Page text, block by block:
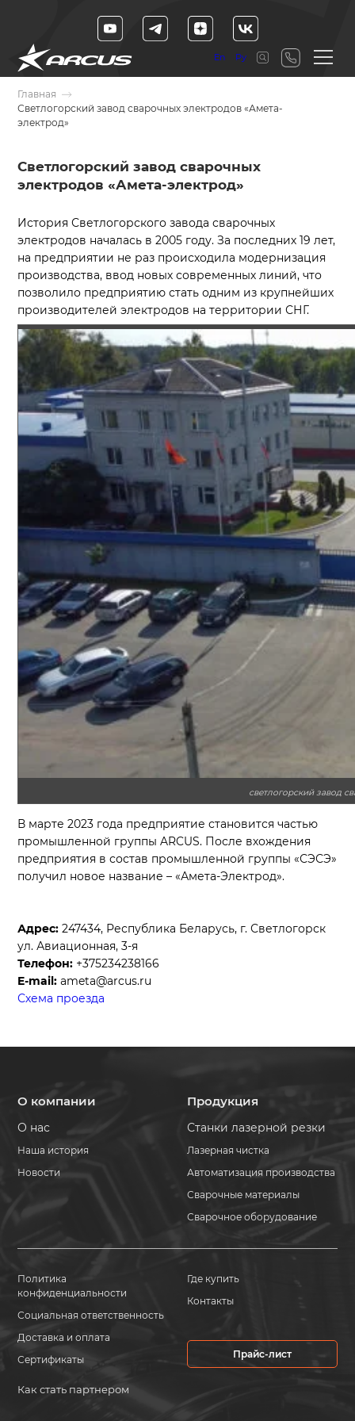
En Ру
Главная
Светлогорский завод сварочных электродов «Амета-
электрод»
Светлогорский завод сварочных
электродов «Амета-электрод»
История Светлогорского завода сварочных
электродов началась в 2005 году. За последних 19 лет,
на предприятии не раз происходила модернизация
производства, ввод новых современных линий, что
позволило предприятию стать одним из крупнейших
производителей электродов на территории СНГ.
светлогорский завод
В марте 2023 года предприятие становится частью
промышленной группы ARCUS. После вхождения
предприятия в состав промышленной группы «СЭСЭ»
получил новое название – «Амета-Электрод».
Адрес: 247434, Республика Беларусь, г. Светлогорск
ул. Авиационная, 3-я
Телефон: +375234238166
E-mail: ameta@arcus.ru
Схема проезда
О компании
О нас
Наша история
Новости
Продукция
Станки лазерной резки
Лазерная чистка
Автоматизация производства
Сварочные материалы
Сварочное оборудование
Политика
конфиденциальности
Социальная ответственность
Доставка и оплата
Сертификаты
Как стать партнером
Где купить
Контакты
Прайс-лист